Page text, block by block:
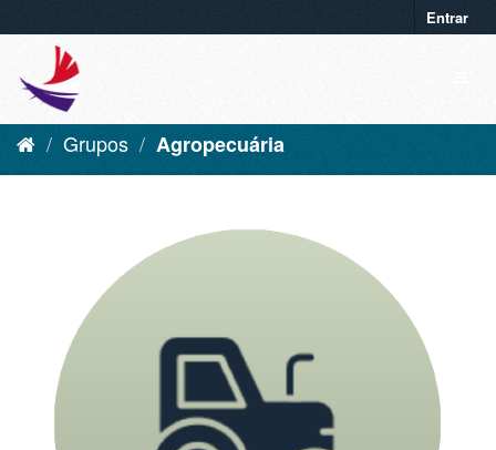
Entrar
Grupos Agropecuária